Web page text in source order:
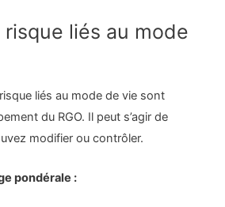
liés au mode
liés au mode de vie sont
du RGO. Il peut s’agir de
modifier ou contrôler.
pondérale :